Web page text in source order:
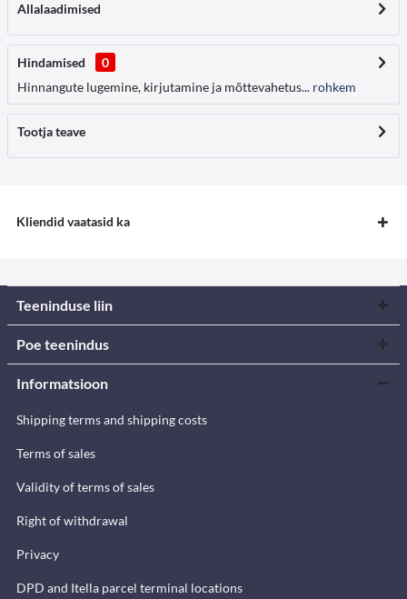
Allalaadimised
Hindamised
0
Hinnangute lugemine, kirjutamine ja mõttevahetus... rohkem
Tootja teave
Kliendid vaatasid ka
Teeninduse liin
Poe teenindus
Informatsioon
Shipping terms and shipping costs
Terms of sales
Validity of terms of sales
Right of withdrawal
Privacy
DPD and Itella parcel terminal locations